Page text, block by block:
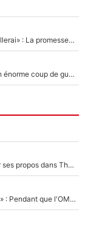
Mercato - OM - «Dès que je prends un club, je t’appellerai» : La promesse de Marcelino au moment de claquer la porte
Victime de racisme contre Murray, Kyrgios pousse un énorme coup de gueule !
«Ç'a a été mal interprêté» : Medhi Benatia revient sur ses propos dans The Bridge et précise ses conditions pour rejoindre le PSG !
«Des milliards et des milliards de dollars sont investis» : Pendant que l'OM est en pleine crise financière, Frank McCourt lance un nouveau projet à 260M€ !